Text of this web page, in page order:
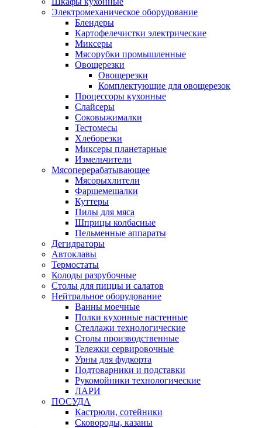
Электромеханическое оборудование
Блендеры
Картофелечистки электрические
Миксеры
Мясорубки промышленные
Овощерезки
Овощерезки
Комплектующие для овощерезок
Процессоры кухонные
Слайсеры
Соковыжималки
Тестомесы
Хлеборезки
Миксеры планетарные
Измельчители
Мясоперерабатывающее
Мясорыхлители
Фаршемешалки
Куттеры
Пилы для мяса
Шприцы колбасные
Пельменные аппараты
Дегидраторы
Автоклавы
Термостаты
Колоды разрубочные
Столы для пиццы и салатов
Нейтральное оборудование
Ванны моечные
Полки кухонные настенные
Стеллажи технологические
Столы производственные
Тележки сервировочные
Урны для фудкорта
Подтоварники и подставки
Рукомойники технологические
ЛАРИ
ПОСУДА
Кастрюли, сотейники
Сковороды, казаны